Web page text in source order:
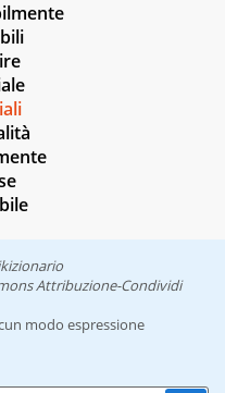
Attribuzione-Condividi
modo espressione